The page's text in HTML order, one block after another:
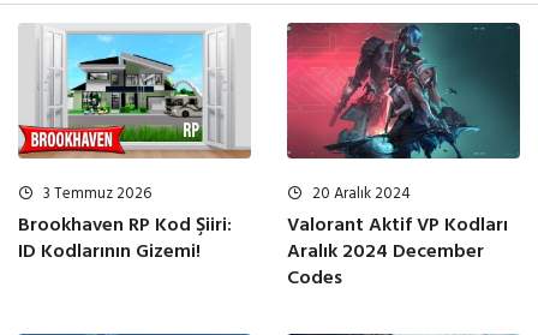
3 Temmuz 2026
Brookhaven RP Kod Şiiri:
ID Kodlarının Gizemi!
20 Aralık 2024
Valorant Aktif VP Kodları
Aralık 2024 December
Codes